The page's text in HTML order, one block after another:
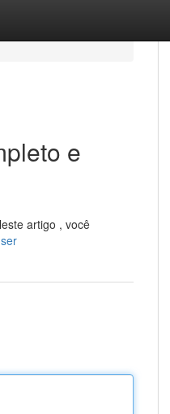
e
artigo , você